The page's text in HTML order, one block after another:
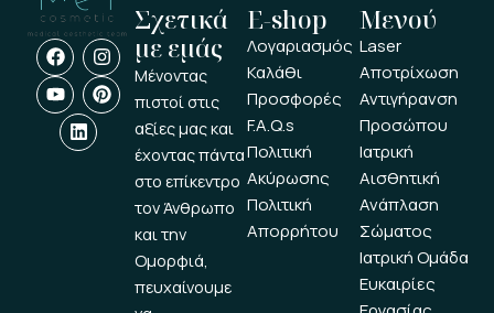
F
a
c
e
b
o
I
n
s
t
a
Y
o
u
t
u
b
P
i
n
t
e
L
n
k
e
d
i
Σχετικά
με εμάς
Μένοντας
πιστοί στις
αξίες μας και
έχοντας πάντα
στο επίκεντρο
τον Άνθρωπο
και την
Ομορφιά,
πευχαίνουμε
E-shop
Λογαριασμός
Καλάθι
Προσφορές
F.A.Q.s
Πολιτική
Ακύρωσης
Πολιτική
Απορρήτου
Μενού
Laser
Αποτρίχωση
Αντιγήρανση
Προσώπου
Ιατρική
Αισθητική
Ανάπλαση
Σώματος
Ιατρική Ομάδα
Ευκαιρίες